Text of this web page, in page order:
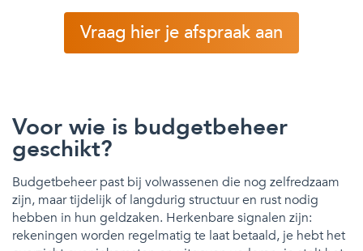
Vraag hier je afspraak aan
Voor wie is budgetbeheer
geschikt?
Budgetbeheer past bij volwassenen die nog zelfredzaam
zijn, maar tijdelijk of langdurig structuur en rust nodig
hebben in hun geldzaken. Herkenbare signalen zijn:
rekeningen worden regelmatig te laat betaald, je hebt het